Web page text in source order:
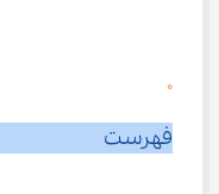
0
فهرست